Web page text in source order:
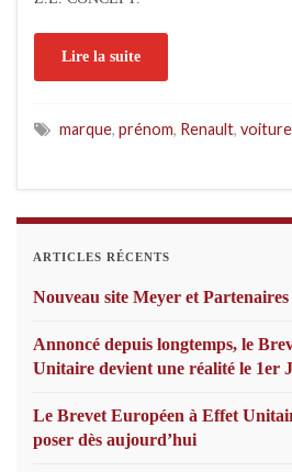
Lire la suite
marque, prénom, Renault, voiture
ARTICLES RÉCENTS
Nouveau site Meyer et Partenaires
Annoncé depuis longtemps, le
Unitaire devient une réalité le 1er
Le Brevet Européen à Effet
poser dès aujourd’hui